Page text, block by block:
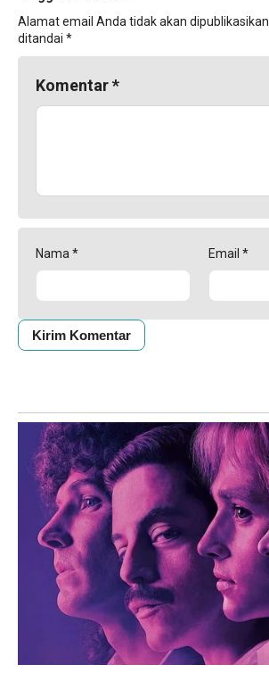
Alamat email Anda tidak akan dipublikasikan.
ditandai *
Komentar*
Nama * Email *